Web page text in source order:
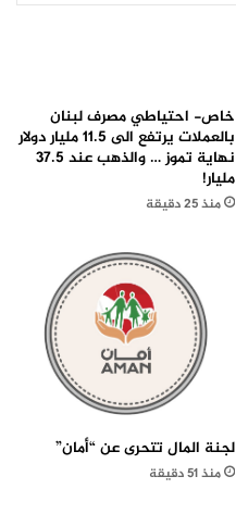
خاص- احتياطي مصرف لبنان
بالعملات يرتفع الى 11.5 مليار دولار
نهاية تموز … والذهب عند 37.5
مليار!
منذ 25 دقيقة
لجنة المال تتحرى عن “أمان”
منذ 51 دقيقة